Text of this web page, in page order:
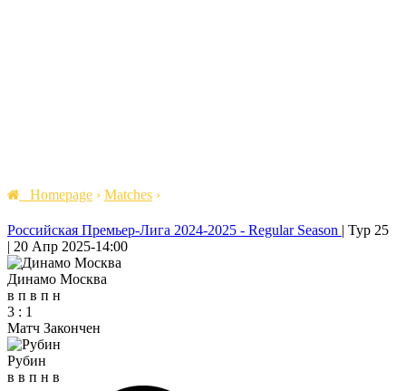
Homepage › Matches ›
Российская Премьер-Лига 2024-2025 - Regular Season | Тур 25
| 20 Апр 2025-14:00
Динамо Москва
в п в п н
3 : 1
Матч Закончен
Рубин
в в п н в